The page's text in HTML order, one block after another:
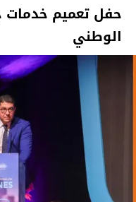
حفل تعميم خدمات
الوطني